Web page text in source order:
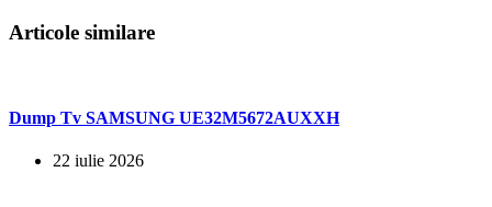
Articole similare
Dump Tv SAMSUNG UE32M5672AUXXH
22 iulie 2026